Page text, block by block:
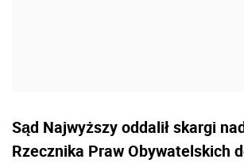
Sąd Najwyższy oddalił skargi
Rzecznika Praw Obywatelskich